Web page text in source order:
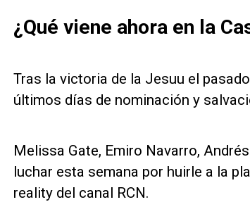
¿Qué viene ahora en la
Tras la victoria de la Jesuu el
últimos días de nominación y
Melissa Gate, Emiro Navarro,
luchar esta semana por huirle a la
reality del canal RCN.